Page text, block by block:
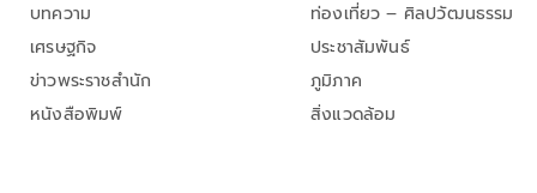
บทความ
เศรษฐกิจ
ข่าวพระราชสำนัก
หนังสือพิมพ์
ท่องเที่ยว – ศิลปวัฒนธรรม
ประชาสัมพันธ์
ภูมิภาค
สิ่งแวดล้อม